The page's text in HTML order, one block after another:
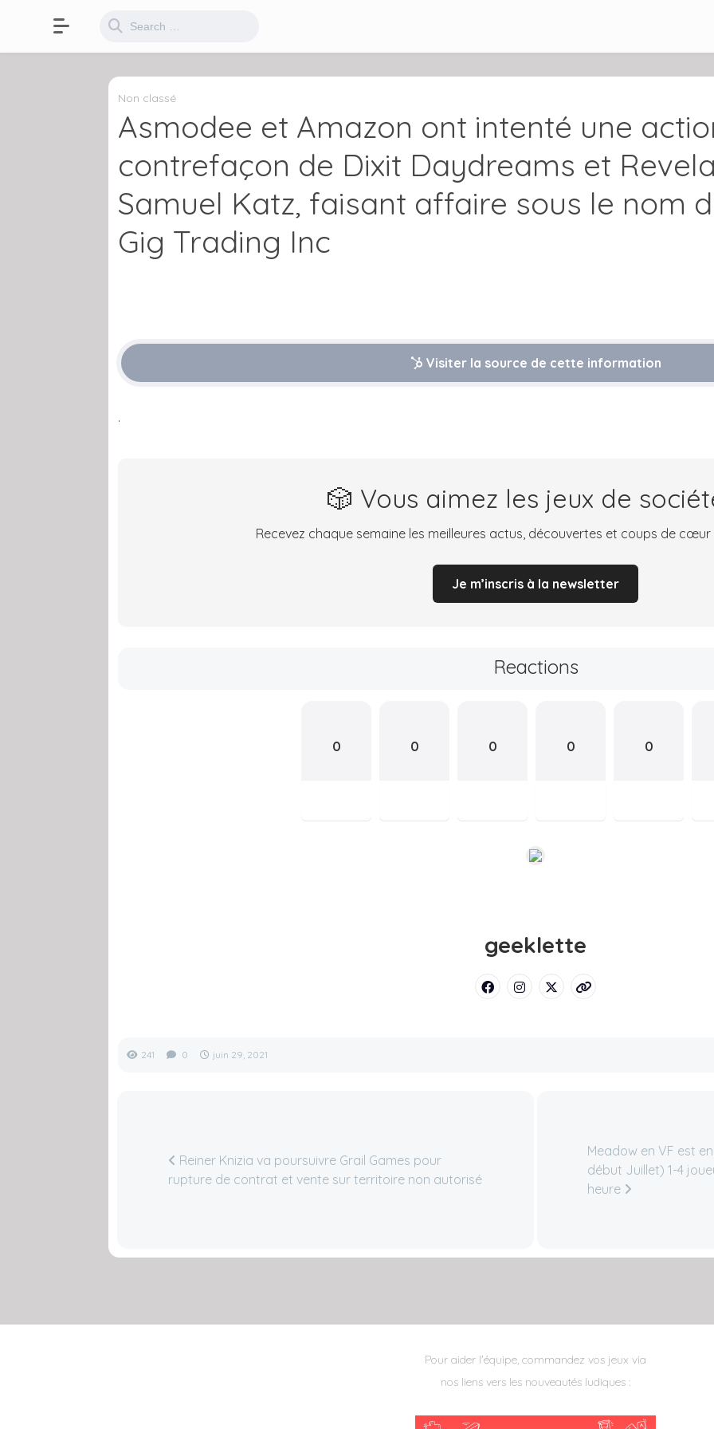
Non classé
Asmodee et Amazon ont intenté une
contrefaçon de Dixit Daydreams et
Samuel Katz, faisant affaire sous le nom
Gig Trading Inc
Visiter la source de cette information
.
🎲 Vous aimez les jeux de
Recevez chaque semaine les meilleures actus, découvertes et coups de
Je m’inscris à la newsletter
Reactions
0 0 0 0 0
geeklette
241 0 juin 29, 2021
Reiner Knizia va poursuivre Grail Games pour
rupture de contrat et vente sur territoire non autorisé
Meadow en VF est
début Juillet) 1-4
heure
Pour aider l'équipe, commandez vos jeux via
nos liens vers les nouveautés ludiques :